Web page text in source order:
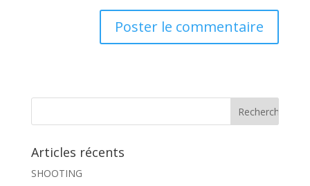
Articles récents
SHOOTING